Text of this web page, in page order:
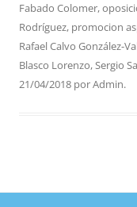
Fabado Colomer,
Rodríguez, promocion
Rafael Calvo González-
Blasco Lorenzo,Sergio
21/04/2018 porAdmin.